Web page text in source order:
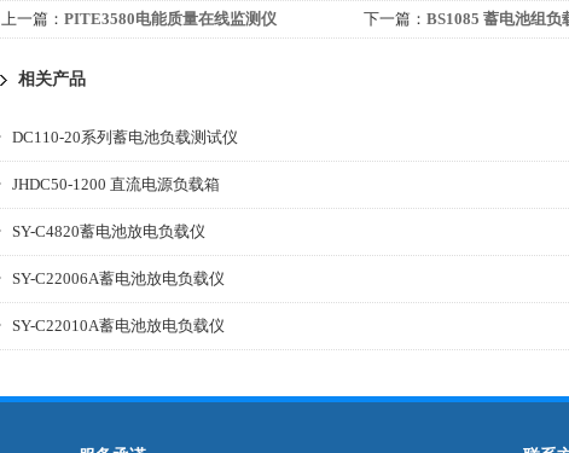
上一篇： PITE3580电能质量在线监测仪 下一篇： BS1085 蓄电池组负
相关产品
DC110-20系列蓄电池负载测试仪
JHDC50-1200 直流电源负载箱
SY-C4820蓄电池放电负载仪
SY-C22006A蓄电池放电负载仪
SY-C22010A蓄电池放电负载仪